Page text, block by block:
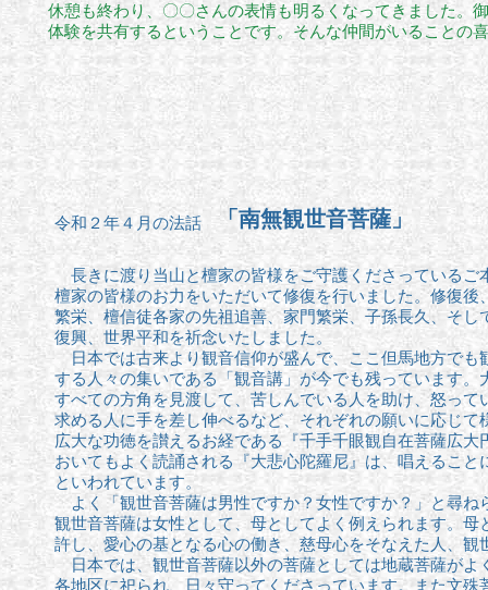
休憩も終わり、〇〇さんの表情も明るくなってきました。
体験を共有するということです。そんな仲間がいることの
令和２年４月の法話 「南無観世音菩薩」
長きに渡り当山と檀家の皆様をご守護くださっている
檀家の皆様のお力をいただいて修復を行いました。修復
繁栄、檀信徒各家の先祖追善、家門繁栄、子孫長久、そ
復興、 世界平和を祈念いたしました。
日本では古来より観音信仰が盛んで、ここ但馬地方でも
する人々の集いである「観音講」が今でも残っています
すべての方角を見渡して、苦しんでいる人を助け、怒っ
求める人に手を差し伸べるなど、それぞれの願いに応じ
広大な功徳を讃えるお経である『千手千眼観自在菩薩広
おいてもよく読誦される『大悲心陀羅尼』は、唱えるこ
といわれています。
よく「観世音菩薩は男性ですか？女性ですか？」と尋ね
観世音菩薩は女性として、母としてよく例えられます。
許し、愛心の基となる心の働き、慈母心をそなえた人、
日本では、観世音菩薩以外の菩薩としては地蔵菩薩がよ
各地区に祀られ、日々守ってくださっています。また文